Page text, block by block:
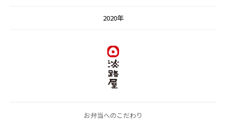
2020年
お弁当へのこだわり